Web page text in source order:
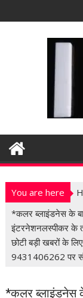
k
t
n
You are here
*कलर ब्लाइंडनेस के
इंटरनेशनलस्पीकर के
छोटी बड़ी खबरों के
9431406262 पर
*कलर ब्लाइंडनेस